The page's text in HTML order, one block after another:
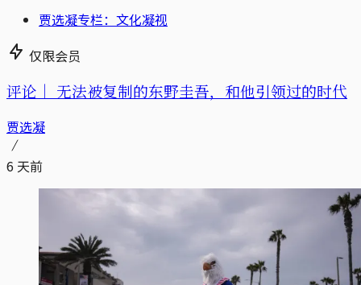
贾选凝专栏：文化凝视
仅限会员
评论｜ 无法被复制的东野圭吾，和他引领过的时代
贾选凝
6 天前